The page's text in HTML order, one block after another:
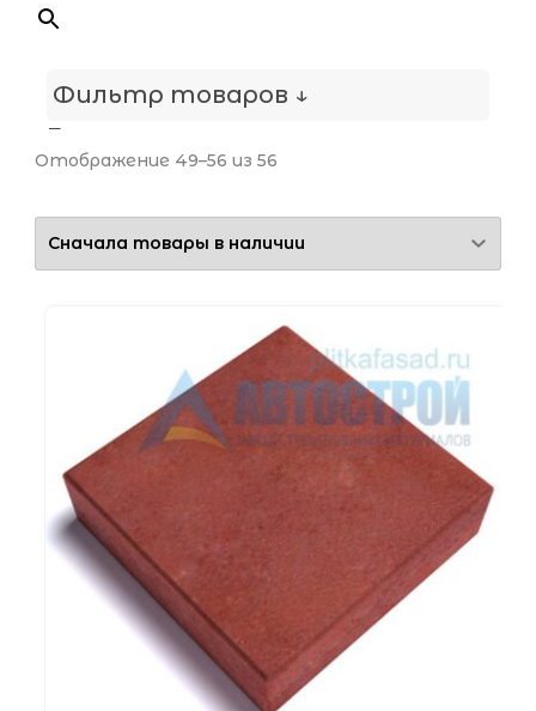
Фильтр товаров ↓
Поверхность
Гладкая
Толщина
30 мм
40 мм 50 мм 60 мм 80 мм
Частичный
Цвет
Бежевый
Коричневый Красный Оранжевый
Серый Черный
Применение
Отображение 49–56 из 56